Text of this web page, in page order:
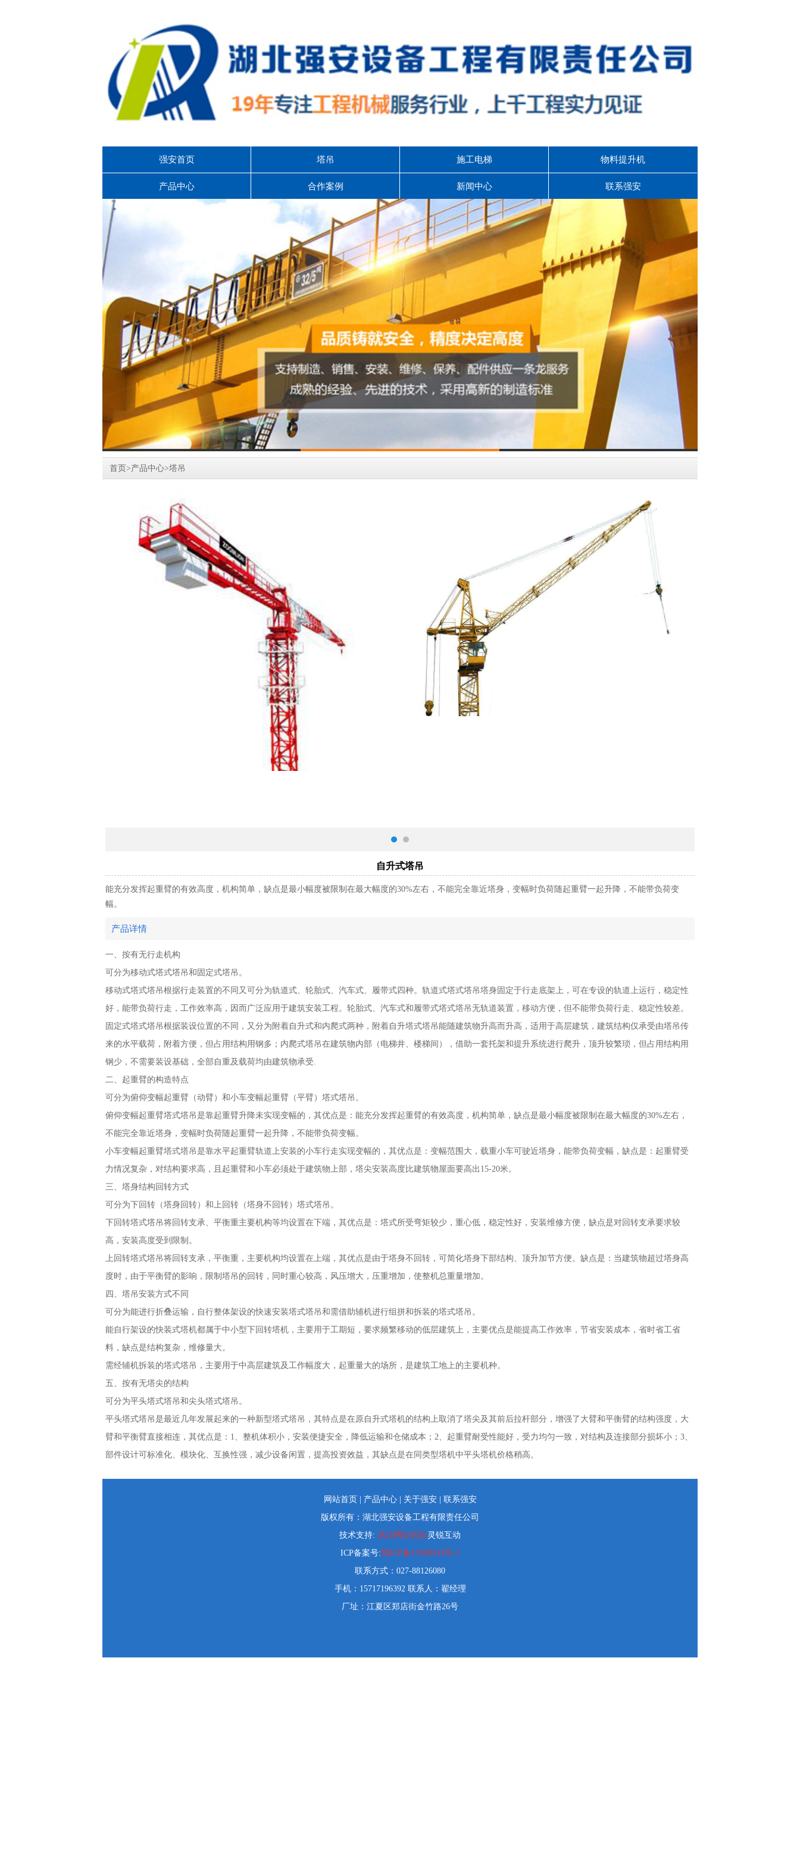
强安首页 塔吊 施工电梯 物料提升机
产品中心 合作案例 新闻中心 联系强安
首页 >产品中心>塔吊
自升式塔吊
能充分发挥起重臂的有效高度，机构简单，缺点是最小幅度被限制在最大幅度的30%左右，不能完全靠近塔身，变幅时负荷随起重臂一起升降，不能带负荷变
幅。
产品详情
一、按有无行走机构
可分为移动式塔式塔吊和固定式塔吊。
移动式塔式塔吊根据行走装置的不同又可分为轨道式、轮胎式、汽车式、履带式四种。轨道式塔式塔吊塔身固定于行走底架上，可在专设的轨道上运行，稳定性
好，能带负荷行走，工作效率高，因而广泛应用于建筑安装工程。轮胎式、汽车式和履带式塔式塔吊无轨道装置，移动方便，但不能带负荷行走、稳定性较差。
固定式塔式塔吊根据装设位置的不同，又分为附着自升式和内爬式两种，附着自升塔式塔吊能随建筑物升高而升高，适用于高层建筑，建筑结构仅承受由塔吊传
来的水平载荷，附着方便，但占用结构用钢多；内爬式塔吊在建筑物内部（电梯井、楼梯间），借助一套托架和提升系统进行爬升，顶升较繁琐，但占用结构用
钢少，不需要装设基础，全部自重及载荷均由建筑物承受.
二、起重臂的构造特点
可分为俯仰变幅起重臂（动臂）和小车变幅起重臂（平臂）塔式塔吊。
俯仰变幅起重臂塔式塔吊是靠起重臂升降未实现变幅的，其优点是：能充分发挥起重臂的有效高度，机构简单，缺点是最小幅度被限制在最大幅度的30%左右，
不能完全靠近塔身，变幅时负荷随起重臂一起升降，不能带负荷变幅。
小车变幅起重臂塔式塔吊是靠水平起重臂轨道上安装的小车行走实现变幅的，其优点是：变幅范围大，载重小车可驶近塔身，能带负荷变幅，缺点是：起重臂受
力情况复杂，对结构要求高，且起重臂和小车必须处于建筑物上部，塔尖安装高度比建筑物屋面要高出15-20米。
三、塔身结构回转方式
可分为下回转（塔身回转）和上回转（塔身不回转）塔式塔吊。
下回转塔式塔吊将回转支承、平衡重主要机构等均设置在下端，其优点是：塔式所受弯矩较少，重心低，稳定性好，安装维修方便，缺点是对回转支承要求较
高，安装高度受到限制。
上回转塔式塔吊将回转支承，平衡重，主要机构均设置在上端，其优点是由于塔身不回转，可简化塔身下部结构、顶升加节方便。缺点是：当建筑物超过塔身高
度时，由于平衡臂的影响，限制塔吊的回转，同时重心较高，风压增大，压重增加，使整机总重量增加。
四、塔吊安装方式不同
可分为能进行折叠运输，自行整体架设的快速安装塔式塔吊和需借助辅机进行组拼和拆装的塔式塔吊。
能自行架设的快装式塔机都属于中小型下回转塔机，主要用于工期短，要求频繁移动的低层建筑上，主要优点是能提高工作效率，节省安装成本，省时省工省
料，缺点是结构复杂，维修量大。
需经辅机拆装的塔式塔吊，主要用于中高层建筑及工作幅度大，起重量大的场所，是建筑工地上的主要机种。
五、按有无塔尖的结构
可分为平头塔式塔吊和尖头塔式塔吊。
平头塔式塔吊是最近几年发展起来的一种新型塔式塔吊，其特点是在原自升式塔机的结构上取消了塔尖及其前后拉杆部分，增强了大臂和平衡臂的结构强度，大
臂和平衡臂直接相连，其优点是：1、整机体积小，安装便捷安全，降低运输和仓储成本；2、起重臂耐受性能好，受力均匀一致，对结构及连接部分损坏小；3、
部件设计可标准化、模块化、互换性强，减少设备闲置，提高投资效益，其缺点是在同类型塔机中平头塔机价格稍高。
网站首页 产品中心| 关于强安| 联系强安
版权所有：湖北强安设备工程有限责任公司
技术支持: 武汉网站优化灵锐互动
ICP备案号:鄂ICP备17008343号-1
联系方式：027-88126080
手机：15717196392 联系人：翟经理
厂址：江夏区郑店街金竹路26号